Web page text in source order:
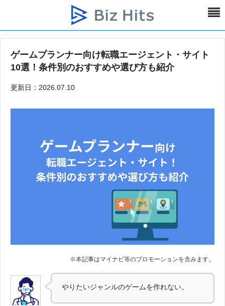
ゲームプランナー向け転職エージェント・サイト
10選！条件別のおすすめや選び方も紹介
更新日：2026.07.10
やりたいジャンルのゲームを作れない。